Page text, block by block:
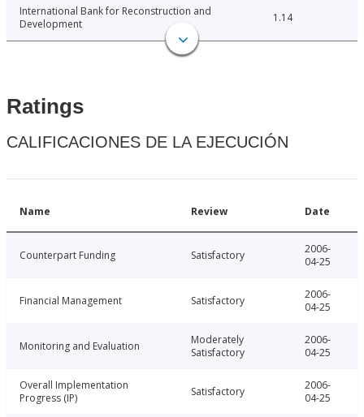
International Bank for Reconstruction and
Development
1.14
Ratings
CALIFICACIONES DE LA EJECUCIÓN
Name Review Date
Counterpart Funding Satisfactory
2006-
04-25
Financial Management Satisfactory
2006-
04-25
Monitoring and Evaluation
Moderately
Satisfactory
2006-
04-25
Overall Implementation
Progress (IP)
Satisfactory
2006-
04-25